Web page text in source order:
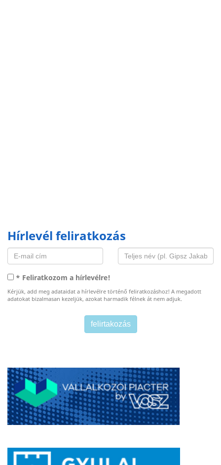
Hírlevél feliratkozás
* Feliratkozom a hírlevélre!
Kérjük, add meg adataidat a hírlevélre történő feliratkozáshoz! A megadott
adatokat bizalmasan kezeljük, azokat harmadik félnek át nem adjuk.